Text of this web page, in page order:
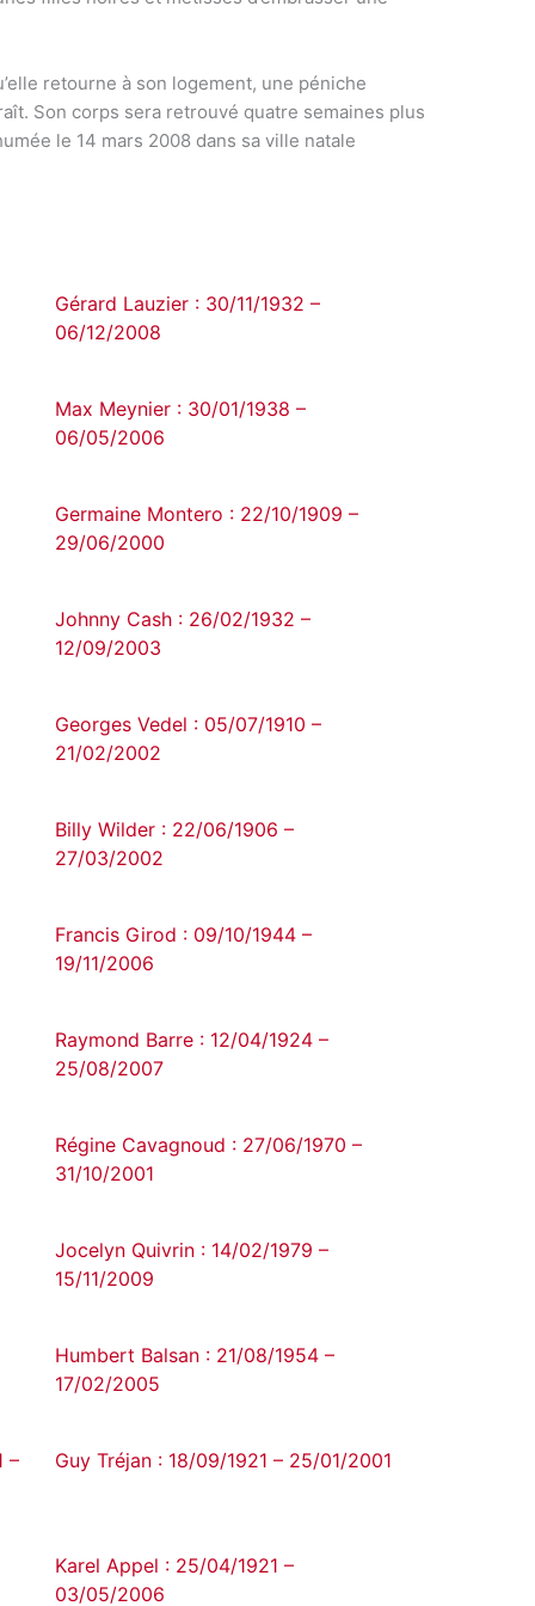
retourne à son logement, une péniche
Son corps sera retrouvé quatre semaines plus
le 14 mars 2008 dans sa ville natale
Gérard Lauzier : 30/11/1932 –
06/12/2008
Max Meynier : 30/01/1938 –
06/05/2006
Germaine Montero : 22/10/1909 –
29/06/2000
Johnny Cash : 26/02/1932 –
12/09/2003
Georges Vedel : 05/07/1910 –
21/02/2002
Billy Wilder : 22/06/1906 –
27/03/2002
Francis Girod : 09/10/1944 –
19/11/2006
Raymond Barre : 12/04/1924 –
25/08/2007
Régine Cavagnoud : 27/06/1970 –
31/10/2001
Jocelyn Quivrin : 14/02/1979 –
15/11/2009
Humbert Balsan : 21/08/1954 –
17/02/2005
– Guy Tréjan : 18/09/1921 – 25/01/2001
Karel Appel : 25/04/1921 –
03/05/2006